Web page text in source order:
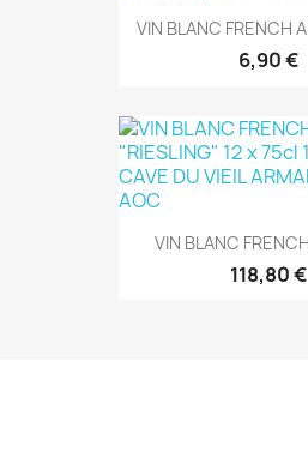
VIN BLANC FRENCH
6,90 €
VIN BLANC
118,80 €